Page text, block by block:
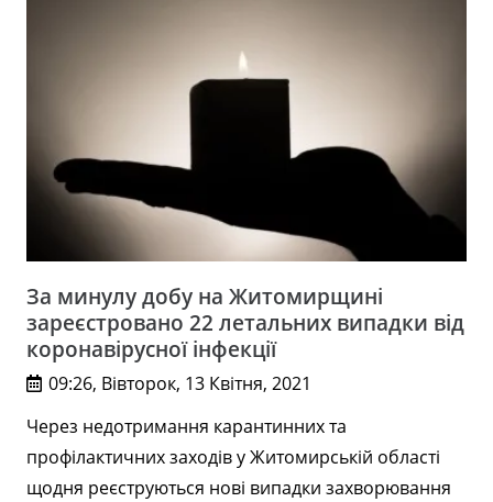
За минулу добу на Житомирщині
зареєстровано 22 летальних випадки від
коронавірусної інфекції
09:26, Вівторок, 13 Квітня, 2021
Через недотримання карантинних та
профілактичних заходів у Житомирській області
щодня реєструються нові випадки захворювання